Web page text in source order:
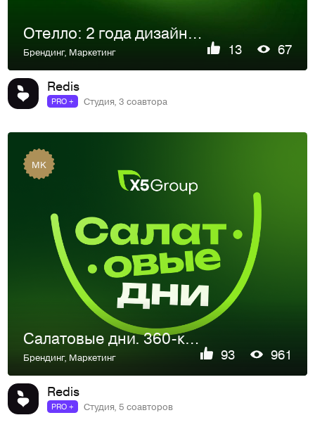
Отелло: 2 года дизайн-поддержки бренда
Брендинг, Маркетинг 13 67
Redis
PRO + Студия, 3 соавтора
MK
Салатовые дни. 360-кампания для X5 Group
Брендинг, Маркетинг 93 961
Redis
PRO + Студия, 5 соавторов